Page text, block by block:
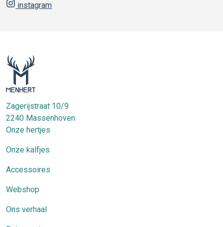
instagram
Zagerijstraat 10/9
2240 Massenhoven
Onze hertjes
Onze kalfjes
Accessoires
Webshop
Ons verhaal